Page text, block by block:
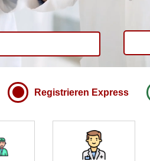
Registrieren Express